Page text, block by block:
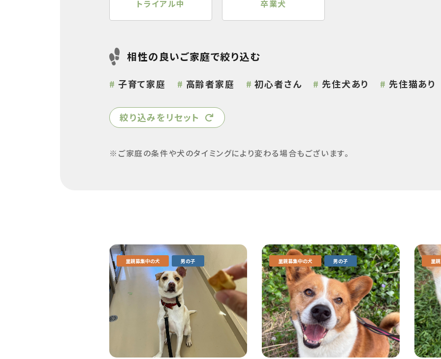
トライアル中 卒業犬
相性の良いご家庭で絞り込む
子育て家庭 高齢者家庭 初心者さん 先住犬あり 先住猫あり
絞り込みをリセット
ご家庭の条件や犬のタイミングにより変わる場合もございます。
里親募集中の犬 男の子 里親募集中の犬 男の子 里